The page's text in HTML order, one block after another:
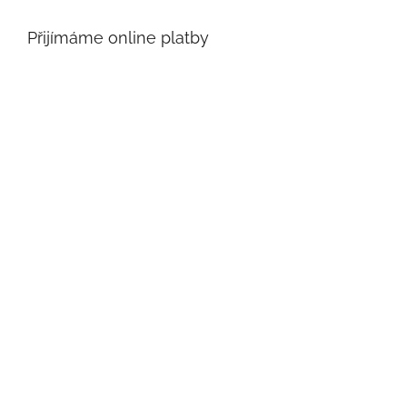
Přijímáme online platby